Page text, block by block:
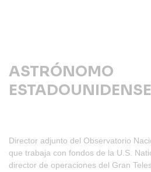
ASTRÓNOMO
ESTADOUNIDENSE
Director adjunto del Observatorio
que trabaja con fondos de la U.S.
director de operaciones del Gran